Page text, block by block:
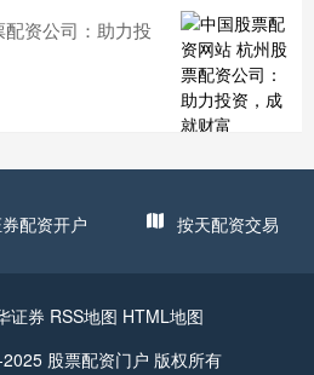
资公司：助力投
配资开户 按天配资交易
证券 RSS地图 HTML地图
股票配资门户 版权所有